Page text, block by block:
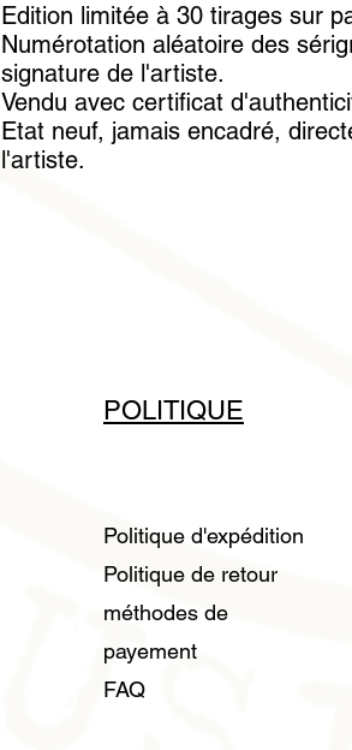
Edition limitée à 30 tirages sur
Numérotation aléatoire des
signature de l'artiste.
Vendu avec certificat
Etat neuf, jamais encadré,
l'artiste.
POLITIQUE
Politique d'expédition
Politique de retour
méthodes de
payement
FAQ